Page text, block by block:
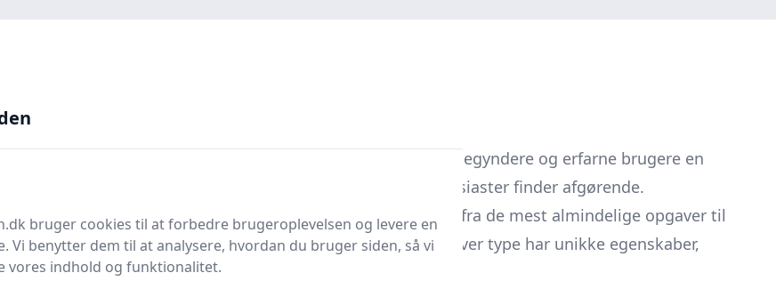
flere detaljer
. Denne vejledning er skabt for at give både nybegyndere og erfarne brugere en
mange professionelle håndværkere og gør-det-selv entusiaster finder afgørende.
egentlig er, og udforsker dens
anvendelsesmuligheder
, lige fra de mest almindelige opgaver til
kende forskellen på de mangetyperhåndværkerknive, da hver type har unikke egenskaber,
bruger cookies til at forbedre brugeroplevelsen og levere en
Vi benytter dem til at analysere, hvordan du bruger siden, så vi
vores indhold og funktionalitet.